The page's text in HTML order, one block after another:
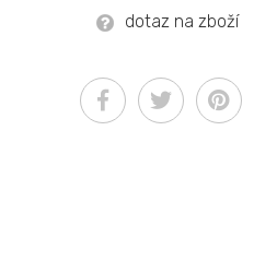
dotaz na zboží